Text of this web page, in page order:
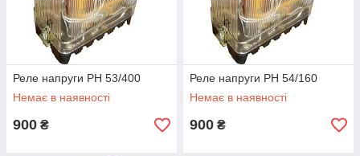
Реле напруги РН 53/400
Немає в наявності
900 ₴
Реле напруги РН 54/160
Немає в наявності
900 ₴